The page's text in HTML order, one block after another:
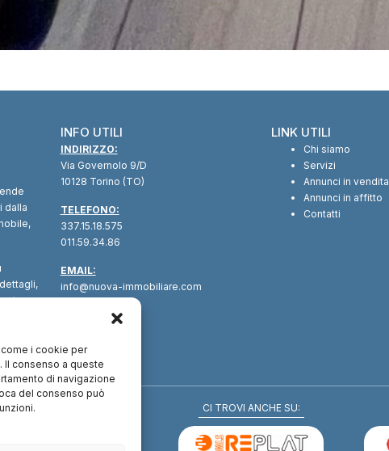
i cookie per
Il consenso a queste
di navigazione
del consenso può
dalla
INFO UTILI
INDIRIZZO:
Via Governolo 9/D
10128 Torino (TO)
TELEFONO:
337.15.18.575
011.59.34.86
EMAIL:
info@nuova-immobiliare.com
LINK UTILI
Chi siamo
Servizi
Annunci in vendita
Annunci in affitto
Contatti
CI TROVI ANCHE SU: